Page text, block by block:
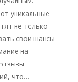
уникальные
не только
свои шансы
на
что…